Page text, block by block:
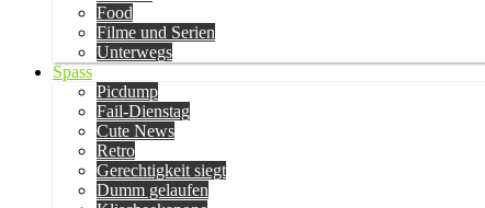
Food
Filme und Serien
Unterwegs
Spass
Picdump
Fail-Dienstag
Cute News
Retro
Gerechtigkeit siegt
Dumm gelaufen